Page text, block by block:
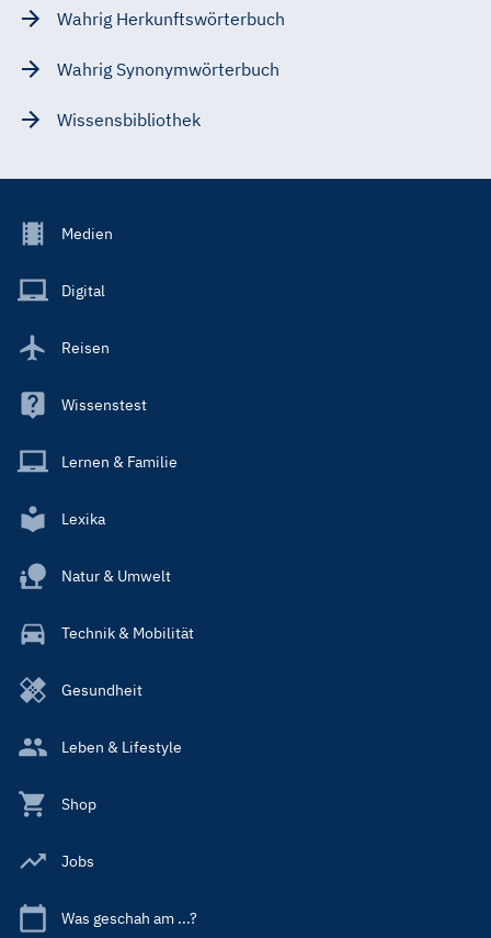
Wahrig Herkunftswörterbuch
Wahrig Synonymwörterbuch
Wissensbibliothek
Footer
Main
Medien
Digital
Reisen
Wissenstest
Lernen & Familie
Lexika
Natur & Umwelt
Technik & Mobilität
Gesundheit
Leben & Lifestyle
Shop
Jobs
Was geschah am ...?